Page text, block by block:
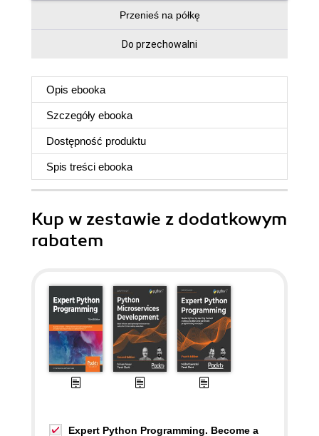
Przenieś na półkę
Do przechowalni
Opis ebooka
Szczegóły ebooka
Dostępność produktu
Spis treści ebooka
Kup w zestawie z dodatkowym
rabatem
Expert Python Programming. Become a